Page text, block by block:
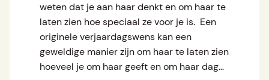
weten dat je aan haar denkt en om haar te
laten zien hoe speciaal ze voor je is. Een
originele verjaardagswens kan een
geweldige manier zijn om haar te laten zien
hoeveel je om haar geeft en om haar dag…